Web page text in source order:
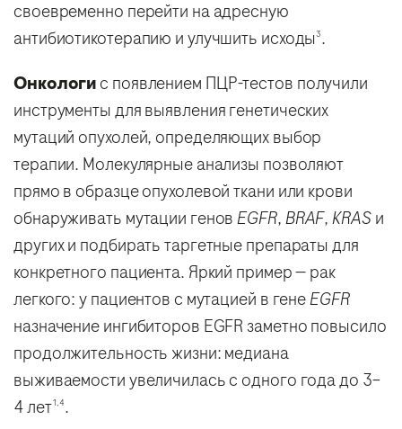
своевременно перейти на адресную
антибиотикотерапию и улучшить исходы3.
Онкологис появлением ПЦР-тестов получили
инструменты для выявления генетических
мутаций опухолей, определяющих выбор
терапии. Молекулярные анализы позволяют
прямо в образце опухолевой ткани или крови
обнаруживать мутации геновEGFR,BRAF,KRASи
других и подбирать таргетные препараты для
конкретного пациента. Яркий пример — рак
легкого: у пациентов с мутацией в генеEGFR
назначение ингибиторов EGFR заметно повысило
продолжительность жизни: медиана
выживаемости увеличилась с одного года до 3–
4 лет1,4.